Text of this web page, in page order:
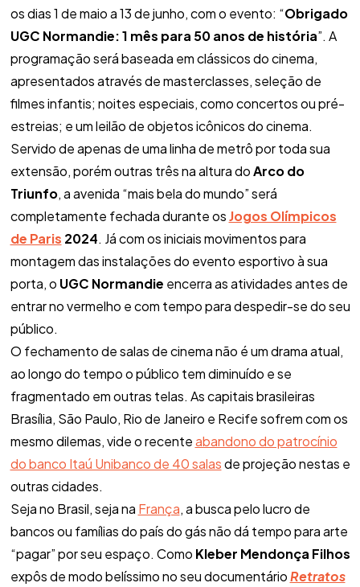
os dias 1 de maio a 13 de junho, com o evento: “Obrigado
UGC Normandie: 1 mês para 50 anos de história”. A
programação será baseada em clássicos do cinema,
apresentados através de masterclasses, seleção de
filmes infantis; noites especiais, como concertos ou pré-
estreias; e um leilão de objetos icônicos do cinema.
Servido de apenas de uma linha de metrô por toda sua
extensão, porém outras três na altura doArco do
Triunfo, a avenida “mais bela do mundo” será
completamente fechada durante osJogos Olímpicos
de Paris 2024. Já com os iniciais movimentos para
montagem das instalações do evento esportivo à sua
porta, o UGC Normandie encerra as atividades antes de
entrar no vermelho e com tempo para despedir-se do seu
público.
O fechamento de salas de cinema não é um drama atual,
ao longo do tempo o público tem diminuído e se
fragmentado em outras telas. As capitais brasileiras
Brasília, São Paulo, Rio de Janeiro e Recife sofrem com os
mesmo dilemas, vide o recenteabandono do patrocínio
do banco Itaú Unibanco de 40 salasde projeção nestas e
outras cidades.
Seja no Brasil, seja na França, a busca pelo lucro de
bancos ou famílias do país do gás não dá tempo para arte
“pagar” por seu espaço. Como Kleber Mendonça Filhos
expôs de modo belíssimo no seu documentárioRetratos